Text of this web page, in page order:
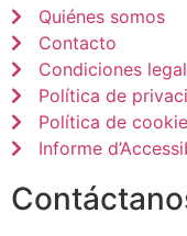
Quiénes somos
Contacto
Condiciones
Política de
Política de
Informe